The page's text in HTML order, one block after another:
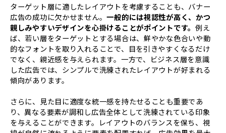
ターゲット層に適したレイアウトを考慮することも、バナー
広告の成功に欠かせません。一般的には視認性が高く、かつ
親しみやすいデザインを心掛けることがポイントです。 例え
ば、若い層をターゲットとする場合は、鮮やかな色合いや動
的なフォントを取り入れることで、目を引きやすくなるだけ
でなく、親近感を与えられます。一方で、ビジネス層を意識
した広告では、シンプルで洗練されたレイアウトが好まれる
傾向があります。
さらに、見た目に適度な統一感を持たせることも重要であ
り、異なる要素が調和し広告全体として洗練されている印象
を与えることができます。レイアウトのバランスを保ち、視